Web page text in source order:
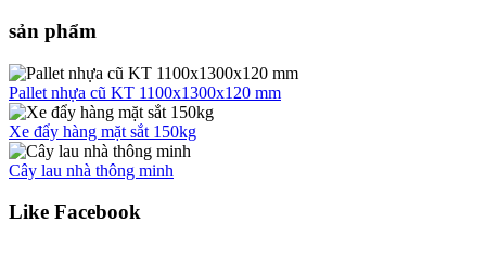
sản phẩm
Pallet nhựa cũ KT 1100x1300x120 mm
Xe đẩy hàng mặt sắt 150kg
Cây lau nhà thông minh
Like Facebook